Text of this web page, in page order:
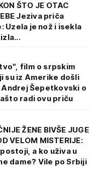
ŠTO JE OTAC
Jeziva priča
Uzela je nož i isekla
film o srpskim
su iz Amerike došli
Šepetkovski o
radi ovu priču
ŽENE BIVŠE JUGE
VELOM MISTERIJE:
a ko uživa u
dame? Vile po Srbiji